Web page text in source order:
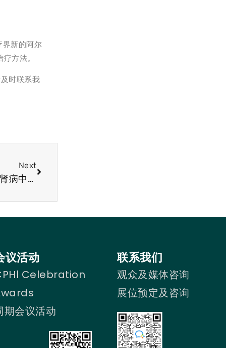
新的阿尔
方法。
时联系我
Next
CPHI 2025制药原料展行业简讯抗体治疗在狼疮肾病中显示出潜力
议活动
Celebration
期会议活动
联系我们
观众及媒体咨询
展位预定及咨询